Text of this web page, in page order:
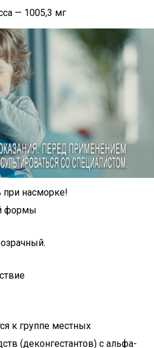
— 1005,3 мг
насморке!
формы
к группе местных
(деконгестантов) с альфа-